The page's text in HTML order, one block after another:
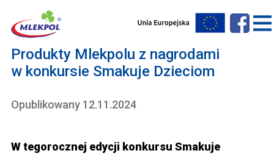
Produkty Mlekpolu z nagrodami
w konkursie Smakuje Dzieciom
Opublikowany 12.11.2024
W tegorocznej edycji konkursu Smakuje